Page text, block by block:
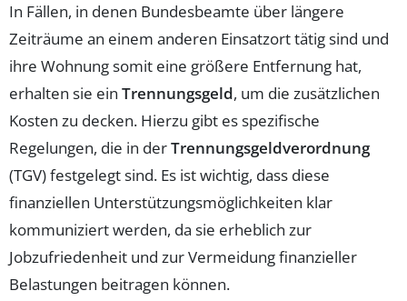
In Fällen, in denen Bundesbeamte über längere
Zeiträume an einem anderen Einsatzort tätig sind und
ihre Wohnung somit eine größere Entfernung hat,
erhalten sie ein Trennungsgeld, um die zusätzlichen
Kosten zu decken. Hierzu gibt es spezifische
Regelungen, die in derTrennungsgeldverordnung
(TGV) festgelegt sind. Es ist wichtig, dass diese
finanziellen Unterstützungsmöglichkeiten klar
kommuniziert werden, da sie erheblich zur
Jobzufriedenheit und zur Vermeidung finanzieller
Belastungen beitragen können.